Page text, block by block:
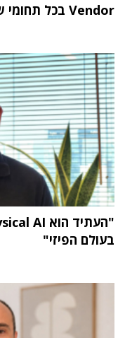
Vendor בכל תחומי שוק ה-IT
בעולם הפיזי"